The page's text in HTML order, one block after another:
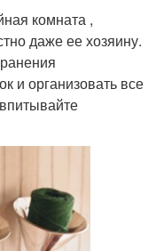
комната ,
даже ее хозяину.
и организовать все